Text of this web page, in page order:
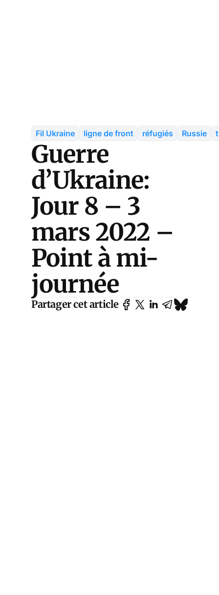
Fil Ukraine ligne de front réfugiés Russie
Guerre
d’Ukraine:
Jour 8 – 3
mars 2022 –
Point à mi-
journée
Partager cet article